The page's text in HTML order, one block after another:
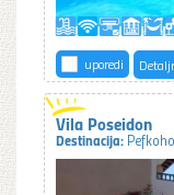
uporedi
Vila Poseidon
Destinacija: